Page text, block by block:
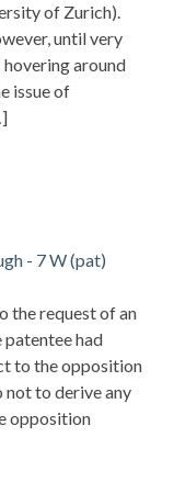
of Zurich).
until very
around
issue of
- 7 W (pat)
the request of an
patentee had
to the opposition
not to derive any
opposition